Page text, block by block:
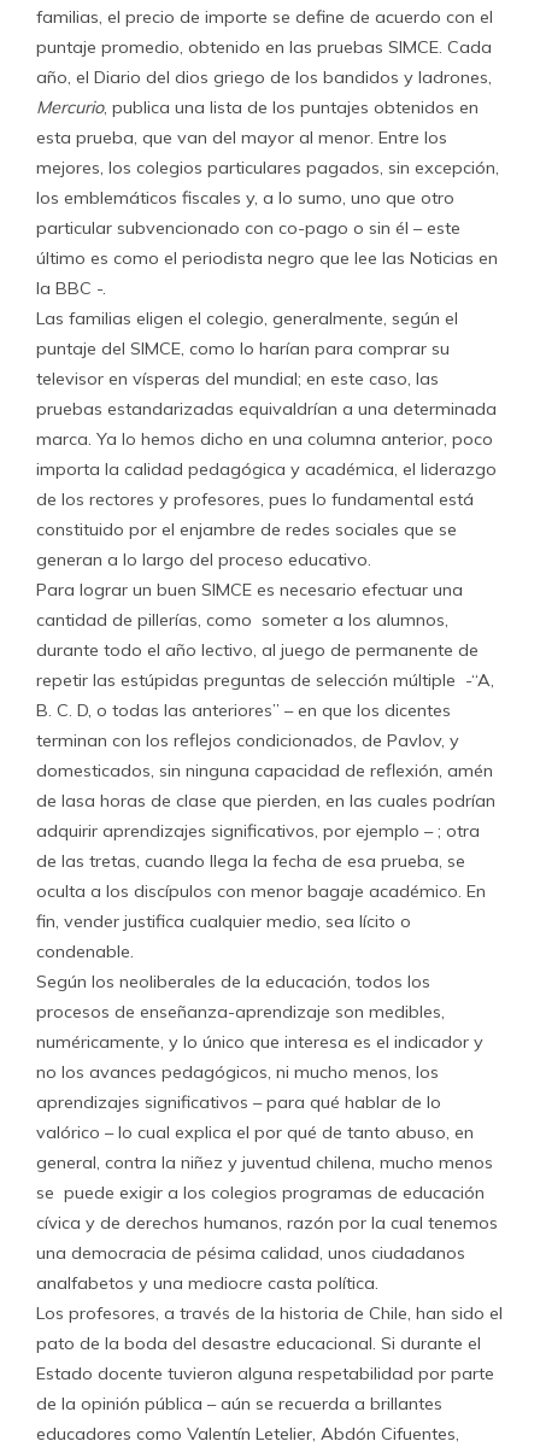
familias, el precio de importe se define de acuerdo con el
puntaje promedio, obtenido en las pruebas SIMCE. Cada
año, el Diario del dios griego de los bandidos y ladrones,
Mercurio, publica una lista de los puntajes obtenidos en
esta prueba, que van del mayor al menor. Entre los
mejores, los colegios particulares pagados, sin excepción,
los emblemáticos fiscales y, a lo sumo, uno que otro
particular subvencionado con co-pago o sin él – este
último es como el periodista negro que lee las Noticias en
la BBC -.
Las familias eligen el colegio, generalmente, según el
puntaje del SIMCE, como lo harían para comprar su
televisor en vísperas del mundial; en este caso, las
pruebas estandarizadas equivaldrían a una determinada
marca. Ya lo hemos dicho en una columna anterior, poco
importa la calidad pedagógica y académica, el liderazgo
de los rectores y profesores, pues lo fundamental está
constituido por el enjambre de redes sociales que se
generan a lo largo del proceso educativo.
Para lograr un buen SIMCE es necesario efectuar una
cantidad de pillerías, como someter a los alumnos,
durante todo el año lectivo, al juego de permanente de
repetir las estúpidas preguntas de selección múltiple -“A,
B. C. D, o todas las anteriores” – en que los dicentes
terminan con los reflejos condicionados, de Pavlov, y
domesticados, sin ninguna capacidad de reflexión, amén
de lasa horas de clase que pierden, en las cuales podrían
adquirir aprendizajes significativos, por ejemplo – ; otra
de las tretas, cuando llega la fecha de esa prueba, se
oculta a los discípulos con menor bagaje académico. En
fin, vender justifica cualquier medio, sea lícito o
condenable.
Según los neoliberales de la educación, todos los
procesos de enseñanza-aprendizaje son medibles,
numéricamente, y lo único que interesa es el indicador y
no los avances pedagógicos, ni mucho menos, los
aprendizajes significativos – para qué hablar de lo
valórico – lo cual explica el por qué de tanto abuso, en
general, contra la niñez y juventud chilena, mucho menos
se puede exigir a los colegios programas de educación
cívica y de derechos humanos, razón por la cual tenemos
una democracia de pésima calidad, unos ciudadanos
analfabetos y una mediocre casta política.
Los profesores, a través de la historia de Chile, han sido el
pato de la boda del desastre educacional. Si durante el
Estado docente tuvieron alguna respetabilidad por parte
de la opinión pública – aún se recuerda a brillantes
educadores como Valentín Letelier, Abdón Cifuentes,